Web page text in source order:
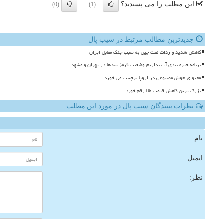
این مطلب را می پسندید؟ (1)
(0)
جدیدترین مطالب مرتبط در سیب پال
کاهش شدید واردات نفت چین به سبب جنگ مقابل ایران
برنامه جیره بندی آب نداریم وضعیت قرمز سدها در تهران و مشهد
محتوای هوش مصنوعی در اروپا برچسب می خورد
بزرگ ترین کاهش قیمت طلا رقم خورد
نظرات بینندگان سیب پال در مورد این مطلب
نام:
ایمیل:
نظر: